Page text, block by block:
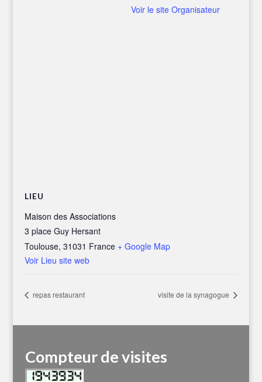
Voir le site Organisateur
LIEU
Maison des Associations
3 place Guy Hersant
Toulouse, 31031 France + Google Map
Voir Lieu site web
repas restaurant visite de la synagogue
Compteur de visites